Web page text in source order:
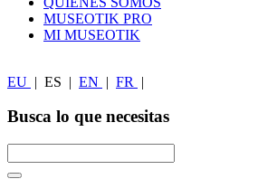
MUSEOTIK PRO
MI MUSEOTIK
EU | ES | EN | FR |
Busca lo que necesitas